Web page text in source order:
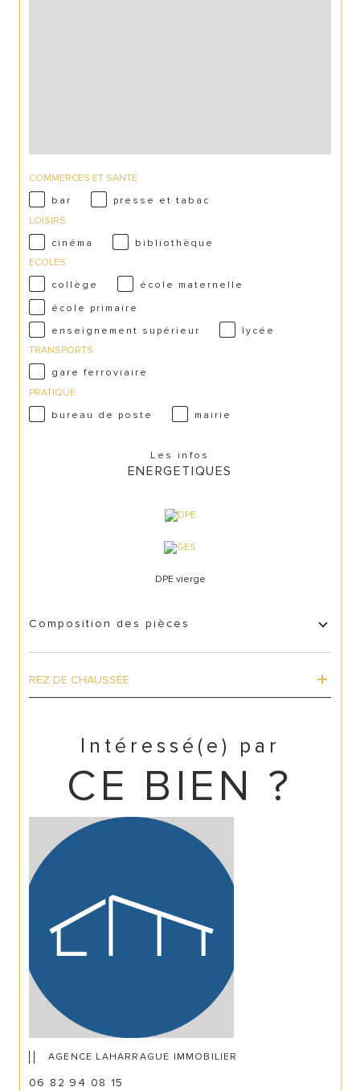
COMMERCES ET SANTÉ
bar
presse et tabac
LOISIRS
cinéma
bibliothèque
ECOLES
collège
école maternelle
école primaire
enseignement supérieur
lycée
TRANSPORTS
gare ferroviaire
PRATIQUE
bureau de poste
mairie
Les infos
ENERGETIQUES
DPE vierge
Composition des pièces
REZ DE CHAUSSÉE
Intéressé(e) par
CE BIEN ?
AGENCE LAHARRAGUE IMMOBILIER
06 82 94 08 15